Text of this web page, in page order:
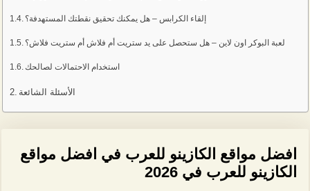
إلقاء الكرابس – هل يمكنك تحقيق نقطتك المستهدفة؟
لعبة البوكر اون لاين – هل ستحصل على يد ستريت أم فلاش أم ستريت فلاش؟
استخدام الاحتمالات لصالحك
الأسئلة الشائعة
افضل مواقع الكازينو للعرب في افضل مواقع
الكازينو للعرب في 2026